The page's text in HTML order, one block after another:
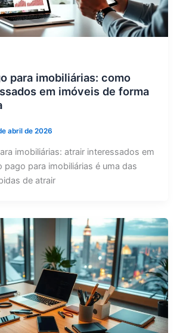
para imobiliárias: como
em imóveis de forma
abril de 2026
imobiliárias: atrair interessados em
pago para imobiliárias é uma das
de atrair